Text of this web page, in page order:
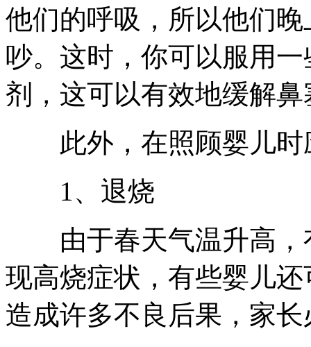
他们的呼吸，所以他们
吵。这时，你可以服用
剂，这可以有效地缓解鼻
此外，在照顾婴儿时
1、退烧
由于春天气温升高，
现高烧症状，有些婴儿
造成许多不良后果，家